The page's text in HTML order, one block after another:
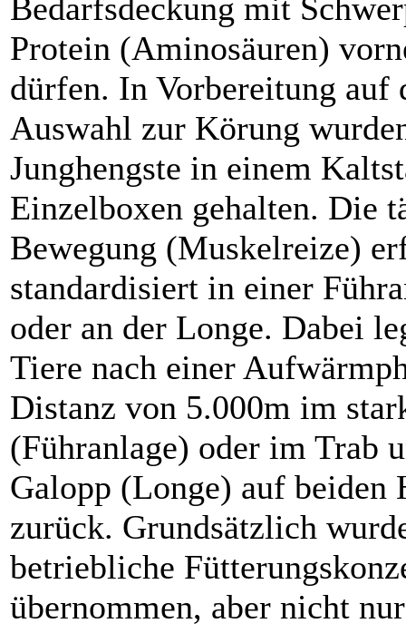
Bedarfsdeckung mit
Protein (Aminosäuren)
dürfen. In Vorbereitung auf
Auswahl zur Körung
Junghengste in einem
Einzelboxen gehalten. Die
Bewegung (Muskelreize)
standardisiert in einer
oder an der Longe. Dabei
Tiere nach einer
Distanz von 5.000m im
(Führanlage) oder im Trab
Galopp (Longe) auf beiden
zurück. Grundsätzlich
betriebliche
übernommen, aber nicht